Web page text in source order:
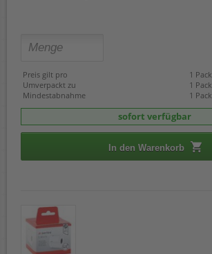
Preis gilt pro
1
Umverpackt zu
1
Mindestabnahme
1
sofort verfügbar
In den Warenkorb